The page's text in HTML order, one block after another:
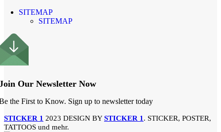
SITEMAP
SITEMAP
Our Newsletter Now
the First to Know. Sign up to newsletter today
STICKER 1 2023 DESIGN BYSTICKER 1. STICKER, POSTER,
TATTOOS und mehr.